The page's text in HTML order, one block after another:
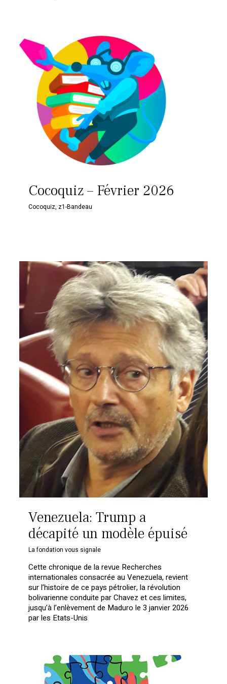
Cocoquiz – Février 2026
Cocoquiz, z1-Bandeau
Venezuela: Trump a
décapité un modèle épuisé
La fondation vous signale
Cette chronique de la revue Recherches
internationales consacrée au Venezuela, revient
sur l’histoire de ce pays pétrolier, la révolution
bolivarienne conduite par Chavez et ces limites,
jusqu’à l’enlèvement de Maduro le 3 janvier 2026
par les Etats-Unis